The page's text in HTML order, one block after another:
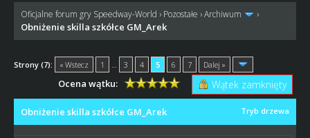
Oficjalne forum gry Speedway-World › Pozostałe ›Archiwum ›
Obniżenie skilla szkółce GM_Arek
Strony (7): « Wstecz 1 3 4 5 6 7 Dalej »
Wątek zamknięty
Ocena wątku:
Tryb drzewa
Obniżenie skilla szkółce GM_Arek